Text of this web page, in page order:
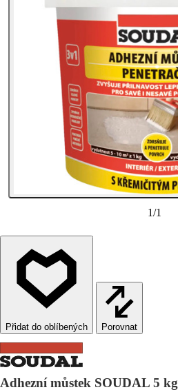
1/1
Porovnat
Adhezní můstek SOUDAL 5 kg